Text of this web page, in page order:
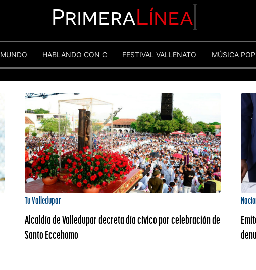
PrimeraLínea
MUNDO HABLANDO CON C FESTIVAL VALLENATO MÚSICA
Tu Valledupar
Alcaldía de Valledupar decreta día cívico por celebración de
Santo Eccehomo